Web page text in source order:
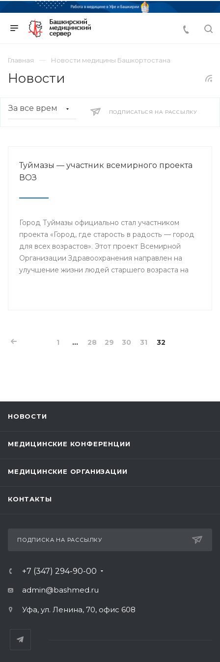
Главная Новости медицины Башкортостана
Новости
ПОДПИСАТЬСЯ НА РАССЫЛКУ
Туймазы — участник всемирного проекта
ВОЗ
Город Туймазы официально стал участником
проекта «Город, где старость в радость — город
для всех возрастов». Этот проект Всемирной
Организации Здравоохранения направлен на
улучшение жизни людей старшего возраста на
1 ... 28 29 30 31 32
НОВОСТИ
МЕДИЦИНСКИЕ КОНФЕРЕНЦИИ
МЕДИЦИНСКИЕ ОРГАНИЗАЦИИ
КОНТАКТЫ
ПОДПИСКА НА РАССЫЛКУ
+7 (347) 294-90-00
admin@bashmed.ru
Уфа, ул. Ленина, 70, офис 608